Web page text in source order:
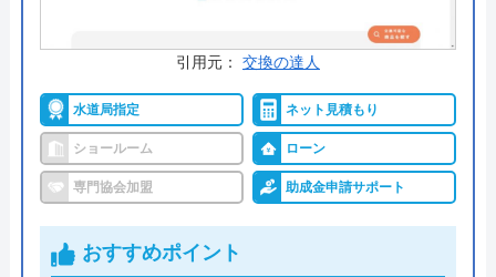
加瀬商会 の基本情報
運営会社 有限会社加瀬商会東久留米店
代表者 加瀬喜洋
本社所在地
〒203-0053
引用元： 交換の達人
水道局指定 ネット見積もり
ショールーム ローン
専門協会加盟 助成金申請サポート
おすすめポイント